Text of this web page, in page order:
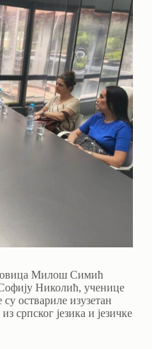
Милош Симић
Николић, ученице
оствариле изузетан
српског језика и језичке